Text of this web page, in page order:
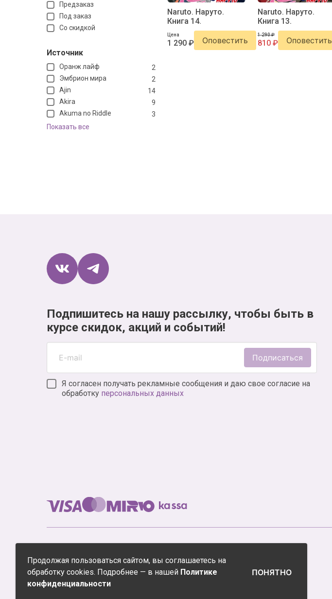
Предзаказ
Под заказ
Со скидкой
Источник
Оранж лайф
2
Эмбрион мира
2
Ajin
14
Akira
9
Akuma no Riddle
3
Показать все
Naruto. Наруто.
Книга 14.
Цена
1 290 ₽ Оповестить
Naruto. Наруто.
Книга 13.
1 290 ₽
810 ₽ Оповестить
Подпишитесь на нашу рассылку, чтобы быть в
курсе скидок, акций и событий!
Подписаться
Я согласен получать рекламные сообщения и даю свое согласие на
обработку персональных данных
Все права защищены. ООО «ЭксЭл Медиа Ретейл», ИНН 7838099431
Продолжая пользоваться сайтом, вы соглашаетесь на
обработку cookies. Подробнее — в нашей Политике
конфиденциальности
ПОНЯТНО